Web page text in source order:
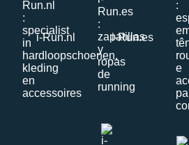
i-Run.nl i-Run.es